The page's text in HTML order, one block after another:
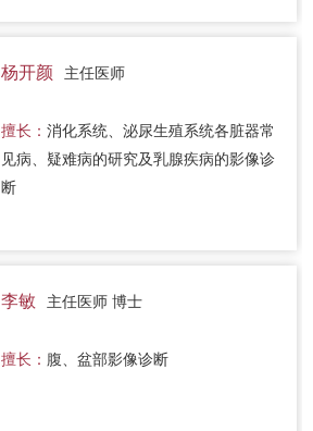
杨开颜 主任医师
擅长： 消化系统、泌尿生殖系统各脏器常
见病、疑难病的研究及乳腺疾病的影像诊
断
李敏 主任医师 博士
擅长： 腹、盆部影像诊断